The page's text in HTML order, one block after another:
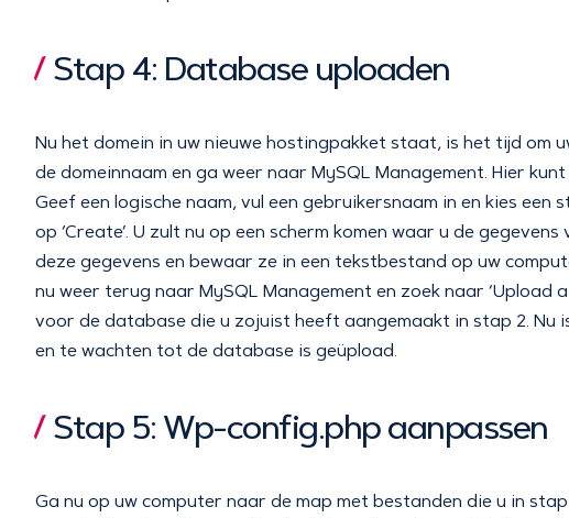
Stap 4: Database uploaden
Nu het domein in uw nieuwe hostingpakket staat, is het tijd om
de domeinnaam en ga weer naar MySQL Management. Hier
Geef een logische naam, vul een gebruikersnaam in en kies een
op ‘Create’. U zult nu op een scherm komen waar u de
deze gegevens en bewaar ze in een tekstbestand op uw
nu weer terug naar MySQL Management en zoek naar ‘Upload
voor de database die u zojuist heeft aangemaakt in stap 2. Nu
en te wachten tot de database is geüpload.
Stap 5: Wp-config.php aanpassen
Ga nu op uw computer naar de map met bestanden die u in